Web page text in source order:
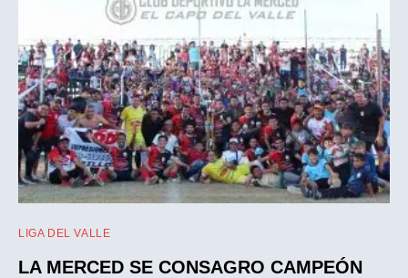
LIGA DEL VALLE
LA MERCED SE CONSAGRO CAMPEÓN